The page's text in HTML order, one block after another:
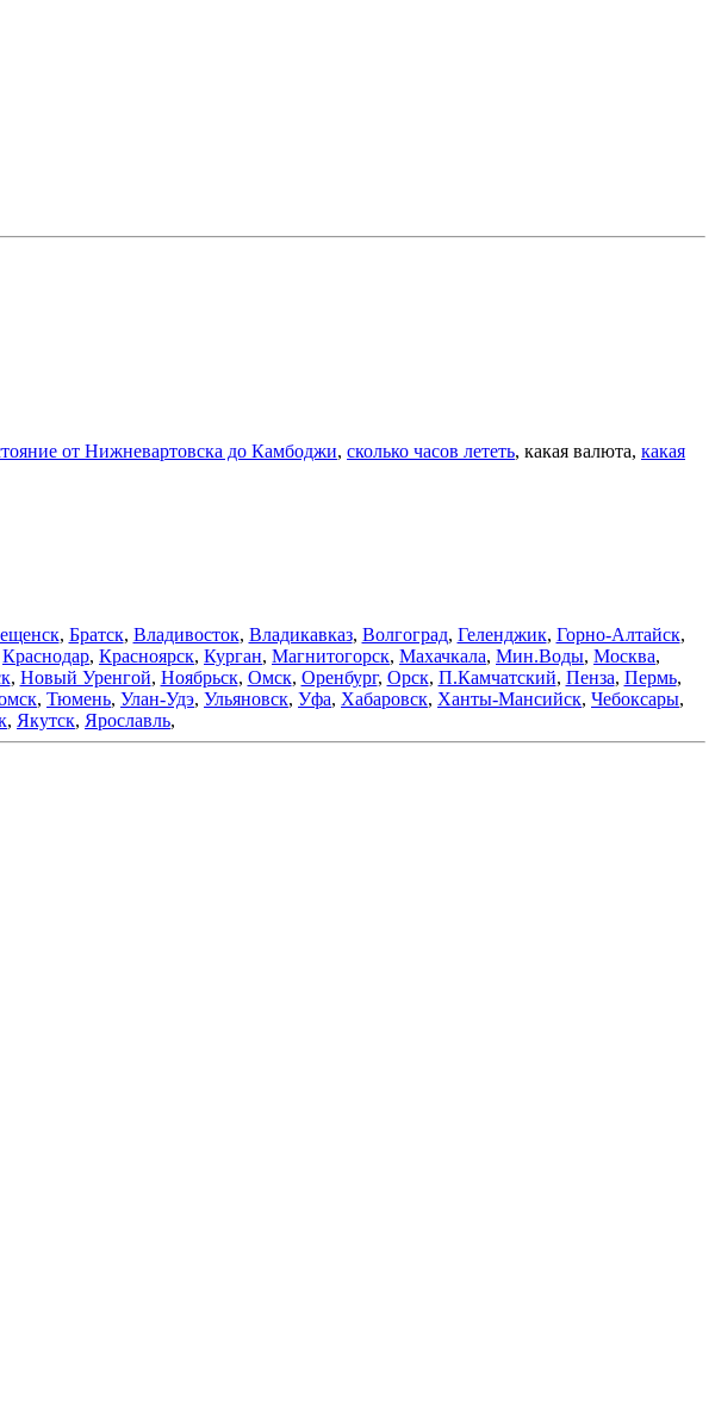
от Нижневартовска до Камбоджи, сколько часов лететь, какая валюта, какая
, Братск, Владивосток, Владикавказ, Волгоград, Геленджик, Горно-Алтайск,
Краснодар, Красноярск, Курган, Магнитогорск, Махачкала, Мин.Воды, Москва,
, Новый Уренгой, Ноябрьск, Омск, Оренбург, Орск, П.Камчатский, Пенза, Пермь,
, Тюмень, Улан-Удэ, Ульяновск, Уфа, Хабаровск, Ханты-Мансийск, Чебоксары,
, Якутск, Ярославль,